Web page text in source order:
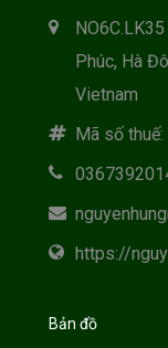
Phúc, Hà
Vietnam
Mã số
https://
Bản đồ